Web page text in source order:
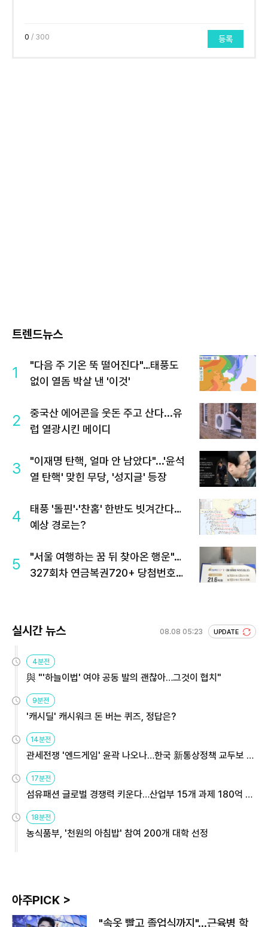
0 / 300 등록
트렌드뉴스
1
"다음 주 기온 뚝 떨어진다"…태풍도
없이 열돔 박살 낸 '이것'
2
중국산 에어콘을 웃돈 주고 산다...유
럽 열광시킨 메이디
3
"이재명 탄핵, 얼마 안 남았다"...'윤석
열 탄핵' 맞힌 무당, '성지글' 등장
4
태풍 '돌핀'·'찬홈' 한반도 빗겨간다…
예상 경로는?
5
"서울 여행하는 꿈 뒤 찾아온 행운"…
327회차 연금복권720+ 당첨번호조
실시간 뉴스 08.08 05:23 UPDATE
4분전
與 "'하늘이법' 여야 공동 발의 괜찮아…그것이 협치"
9분전
'캐시딜' 캐시워크 돈 버는 퀴즈, 정답은?
14분전
관세전쟁 '엔드게임' 윤곽 나오나…한국 新통상정책 교두보 활
17분전
섬유패션 글로벌 경쟁력 키운다…산업부 15개 과제 180억 지
18분전
농식품부, '천원의 아침밥' 참여 200개 대학 선정
아주PICK >
"속옷 빨고 졸업식까지"…근육병 학